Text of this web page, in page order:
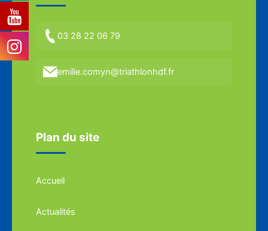
03 28 22 06 79
emilie.comyn@triathlonhdf.fr
Plan du site
Accueil
Actualités